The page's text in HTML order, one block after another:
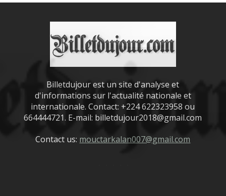
Billetdujour est un site d'analyse et
d'informations sur l'actualité nationale et
internationale. Contact: +224 622323958 ou
664444721. E-mail: billetdujour2018@gmail.com
Contact us: mouctarkalan007@gmail.com